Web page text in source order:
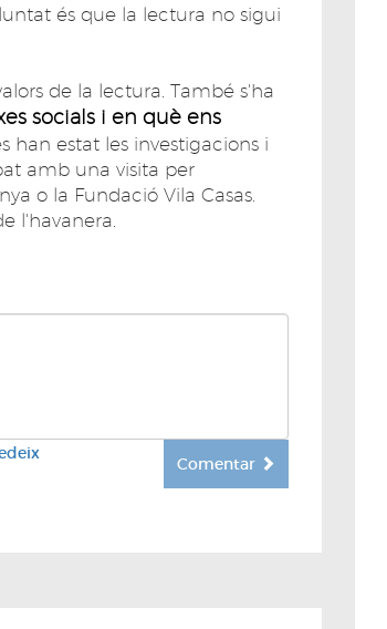
és que la lectura no sigui
de la lectura. També s'ha
socials i en què ens
han estat les investigacions i
amb una visita per
o la Fundació Vila Casas.
l'havanera.
Comentar